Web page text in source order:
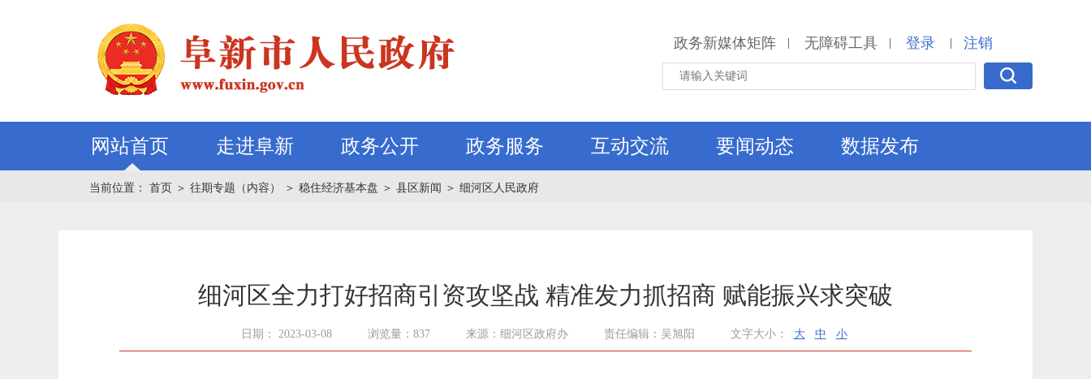
政务新媒体矩阵 | 无障碍工具 | 登录 | 注销
网站首页 走进阜新 政务公开 政务服务 互动交流 要闻动态 数据发布
当前位置： 首页 ＞ 往期专题（内容） ＞ 稳住经济基本盘 ＞ 县区新闻 ＞ 细河区人民政府
细河区全力打好招商引资攻坚战 精准发力抓招商 赋能振兴求突破
日期： 2023-03-08 浏览量：837 来源：细河区政府办 责任编辑：吴旭阳 文字大小： 大 中 小